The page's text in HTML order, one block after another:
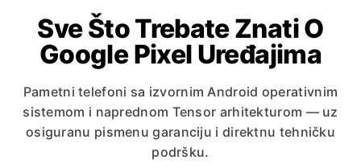
Sve Što Trebate Znati O
Google Pixel Uređajima
Pametni telefoni sa izvornim Android operativnim
sistemom i naprednom Tensor arhitekturom — uz
osiguranu pismenu garanciju i direktnu tehničku
podršku.